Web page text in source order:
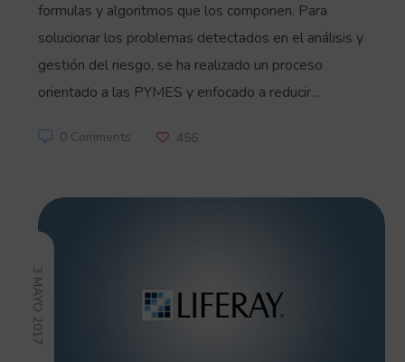
formulas y algoritmos que los componen. Para
solucionar los problemas detectados en el análisis y
gestión del riesgo, se ha realizado un proceso
orientado a las PYMES y enfocado a reducir...
456
0 Comments
3 MAYO 2017